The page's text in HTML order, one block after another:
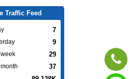
Traffic Feed
7
9
29
37